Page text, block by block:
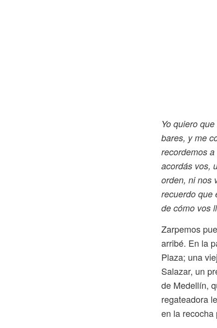
Yo quiero
bares, y me
recordemos
acordás vos,
orden, ni nos
recuerdo que
de cómo vos
Zarpemos
arribé. En la
Plaza; una
Salazar, un
de Medellín,
regateadora
en la recocha